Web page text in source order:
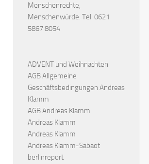
Menschenrechte,
Menschenwürde. Tel. 0621
5867 8054
ADVENT und Weihnachten
AGB Allgemeine
Geschäftsbedingungen Andreas
Klamm
AGB Andreas Klamm
Andreas Klamm
Andreas Klamm
Andreas Klamm-Sabaot
berlinreport